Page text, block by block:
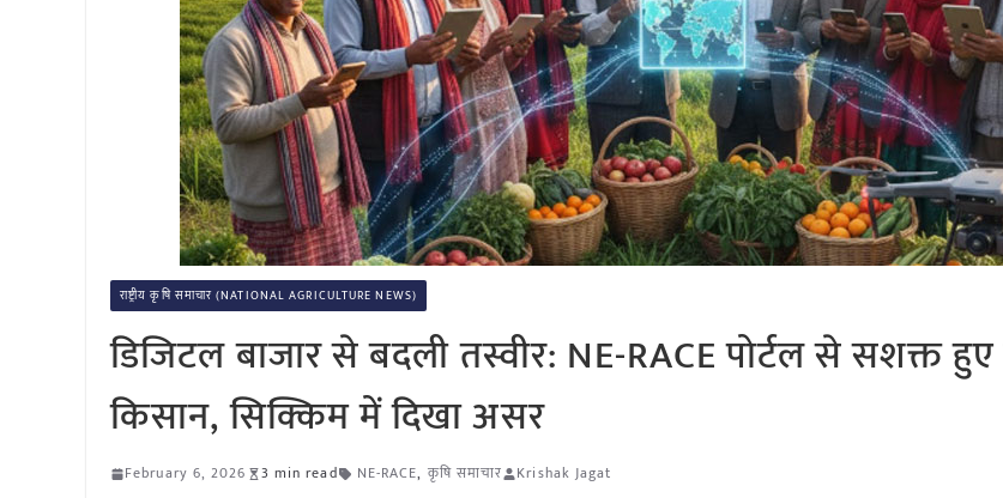
राष्ट्रीय कृषि समाचार (NATIONAL AGRICULTURE NEWS)
डिजिटल बाजार से बदली तस्वीर: NE-RACE पोर्टल से सशक्त हुए
किसान, सिक्किम में दिखा असर
February 6, 2026 3 min read NE-RACE, कृषि समाचार Krishak Jagat